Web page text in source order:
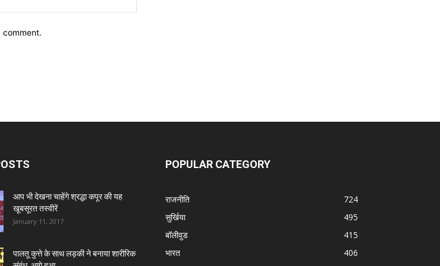
comment.
आप भी देखना चाहेंगे श्रद्धा कपूर की यह
खूबसूरत तस्वीरें
January 11, 2017
पालतू कुत्ते के साथ लड़की ने बनाया शारीरिक
POPULAR CATEGORY
राजनीति
724
सुर्खिया
495
बॉलीवुड
415
भारत
406